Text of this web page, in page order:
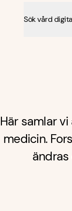
Sök vård
Här samlar
medicin.